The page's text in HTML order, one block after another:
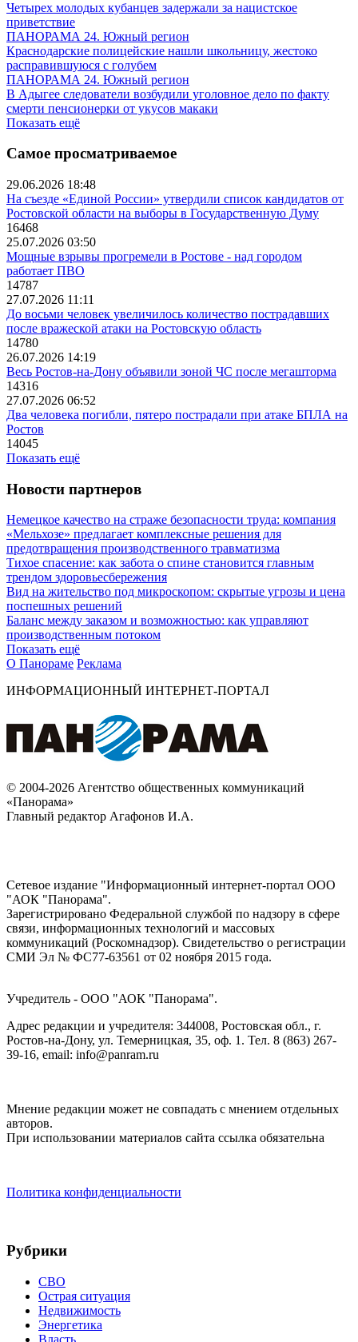
Четырех молодых кубанцев задержали за нацистское
приветствие
ПАНОРАМА 24. Южный регион
Краснодарские полицейские нашли школьницу, жестоко
расправившуюся с голубем
ПАНОРАМА 24. Южный регион
В Адыгее следователи возбудили уголовное дело по факту
смерти пенсионерки от укусов макаки
Показать ещё
Самое просматриваемое
29.06.2026 18:48
На съезде «Единой России» утвердили список кандидатов от
Ростовской области на выборы в Государственную Думу
16468
25.07.2026 03:50
Мощные взрывы прогремели в Ростове - над городом
работает ПВО
14787
27.07.2026 11:11
До восьми человек увеличилось количество пострадавших
после вражеской атаки на Ростовскую область
14780
26.07.2026 14:19
Весь Ростов-на-Дону объявили зоной ЧС после мегашторма
14316
27.07.2026 06:52
Два человека погибли, пятеро пострадали при атаке БПЛА на
Ростов
14045
Показать ещё
Новости партнеров
Немецкое качество на страже безопасности труда: компания
«Мельхозе» предлагает комплексные решения для
предотвращения производственного травматизма
Тихое спасение: как забота о спине становится главным
трендом здоровьесбережения
Вид на жительство под микроскопом: скрытые угрозы и цена
поспешных решений
Баланс между заказом и возможностью: как управляют
производственным потоком
Показать ещё
О Панораме Реклама
ИНФОРМАЦИОННЫЙ ИНТЕРНЕТ-ПОРТАЛ
© 2004-2026 Агентство общественных коммуникаций
«Панорама»
Главный редактор Агафонов И.А.
Сетевое издание "Информационный интернет-портал ООО
"АОК "Панорама".
Зарегистрировано Федеральной службой по надзору в сфере
связи, информационных технологий и массовых
коммуникаций (Роскомнадзор). Cвидетельство о регистрации
СМИ Эл № ФС77-63561 от 02 ноября 2015 года.
Учредитель - ООО "АОК "Панорама".
Адрес редакции и учредителя: 344008, Ростовская обл., г.
Ростов-на-Дону, ул. Темерницкая, 35, оф. 1. Тел. 8 (863) 267-
39-16, email: info@panram.ru
Мнение редакции может не совпадать с мнением отдельных
авторов.
При использовании материалов сайта ссылка обязательна
Политика конфиденциальности
Рубрики
СВО
Острая ситуация
Недвижимость
Энергетика
Власть